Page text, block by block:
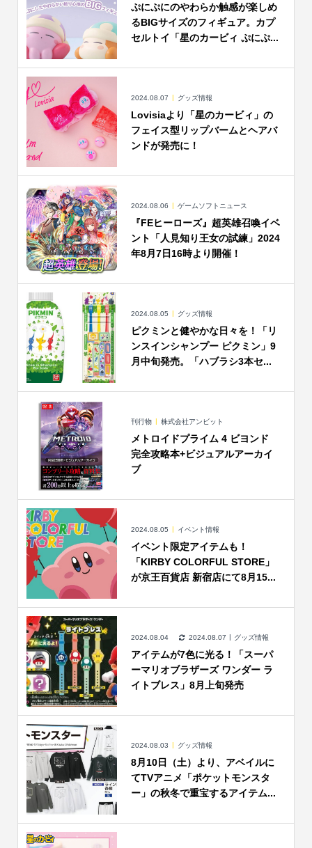
ぷにぷにのやわらか触感が楽しめ
るBIGサイズのフィギュア。カプ
セルトイ「星のカービィ ぷにぷ...
2024.08.07 グッズ情報
Lovisiaより「星のカービィ」の
フェイス型リップバームとヘアバ
ンドが発売に！
2024.08.06 ゲームソフトニュース
『FEヒーローズ』超英雄召喚イベ
ント「人見知り王女の試練」2024
年8月7日16時より開催！
2024.08.05 グッズ情報
ピクミンと健やかな日々を！「リ
ンスインシャンプー ピクミン」9
月中旬発売。「ハブラシ3本セ...
刊行物 株式会社アンビット
メトロイドプライム 4 ビヨンド
完全攻略本+ビジュアルアーカイ
ブ
2024.08.05 イベント情報
イベント限定アイテムも！
「KIRBY COLORFUL STORE」
が京王百貨店 新宿店にて8月15...
2024.08.04 2024.08.07 グッズ情報
アイテムが7色に光る！「スーパ
ーマリオブラザーズ ワンダー ラ
イトブレス」8月上旬発売
2024.08.03 グッズ情報
8月10日（土）より、アベイルに
てTVアニメ「ポケットモンスタ
ー」の秋冬で重宝するアイテム...